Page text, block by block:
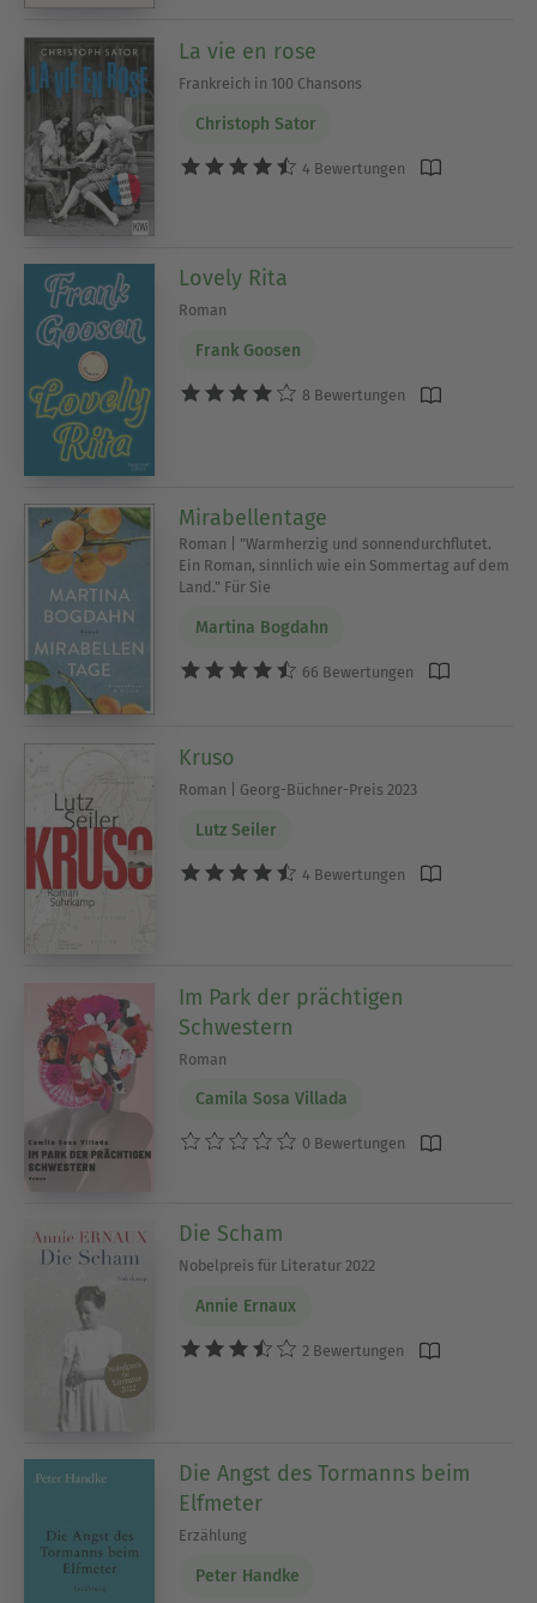
La vie en rose
Frankreich in 100 Chansons
Christoph Sator
4 Bewertungen
Lovely Rita
Roman
Frank Goosen
8 Bewertungen
Mirabellentage
Roman | "Warmherzig und sonnendurchflutet.
Ein Roman, sinnlich wie ein Sommertag auf dem
Land." Für Sie
Martina Bogdahn
66 Bewertungen
Kruso
Roman | Georg-Büchner-Preis 2023
Lutz Seiler
4 Bewertungen
Im Park der prächtigen
Schwestern
Roman
Camila Sosa Villada
0 Bewertungen
Die Scham
Nobelpreis für Literatur 2022
Annie Ernaux
2 Bewertungen
Die Angst des Tormanns beim
Elfmeter
Erzählung
Peter Handke